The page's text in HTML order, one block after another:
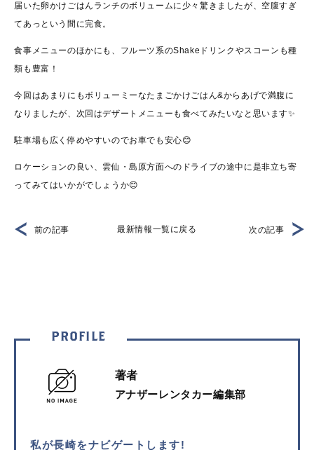
届いた卵かけごはんランチのボリュームに少々驚きましたが、空腹すぎ
てあっという間に完食。
食事メニューのほかにも、フルーツ系のShakeドリンクやスコーンも種
類も豊富！
今回はあまりにもボリューミーなたまごかけごはん&からあげで満腹に
なりましたが、次回はデザートメニューも食べてみたいなと思います✨
駐車場も広く停めやすいのでお車でも安心😊
ロケーションの良い、雲仙・島原方面へのドライブの途中に是非立ち寄
ってみてはいかがでしょうか😊
前の記事 最新情報一覧に戻る 次の記事
PROFILE
著者
アナザーレンタカー編集部
私が長崎をナビゲートします!